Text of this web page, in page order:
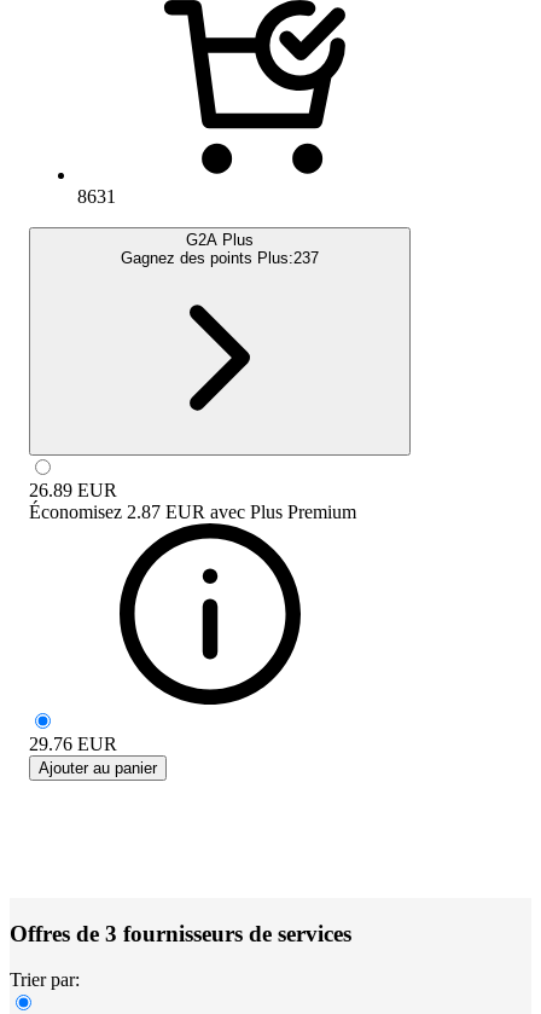
8631
G2A Plus
Gagnez des points Plus:237
26.89 EUR
Économisez 2.87 EUR avec Plus Premium
29.76 EUR
Ajouter au panier
Offres de 3 fournisseurs de services
Trier par: